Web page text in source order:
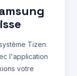
Tizen.
l'application
votre